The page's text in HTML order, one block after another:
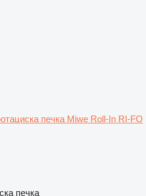
печка Miwe Roll-In RI-FO
печка